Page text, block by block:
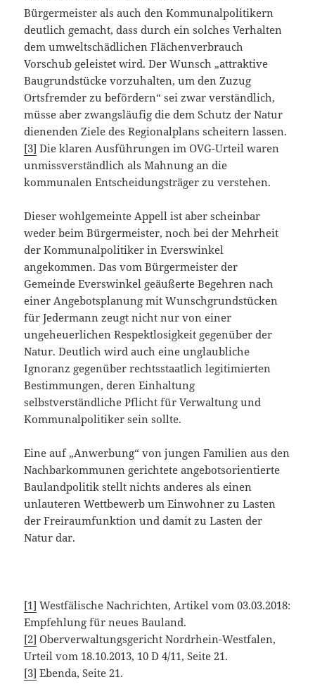
Bürgermeister als auch den Kommunalpolitikern
deutlich gemacht, dass durch ein solches Verhalten
dem umweltschädlichen Flächenverbrauch
Vorschub geleistet wird. Der Wunsch „attraktive
Baugrundstücke vorzuhalten, um den Zuzug
Ortsfremder zu befördern“ sei zwar verständlich,
müsse aber zwangsläufig die dem Schutz der Natur
dienenden Ziele des Regionalplans scheitern lassen.
[3] Die klaren Ausführungen im OVG-Urteil waren
unmissverständlich als Mahnung an die
kommunalen Entscheidungsträger zu verstehen.
Dieser wohlgemeinte Appell ist aber scheinbar
weder beim Bürgermeister, noch bei der Mehrheit
der Kommunalpolitiker in Everswinkel
angekommen. Das vom Bürgermeister der
Gemeinde Everswinkel geäußerte Begehren nach
einer Angebotsplanung mit Wunschgrundstücken
für Jedermann zeugt nicht nur von einer
ungeheuerlichen Respektlosigkeit gegenüber der
Natur. Deutlich wird auch eine unglaubliche
Ignoranz gegenüber rechtsstaatlich legitimierten
Bestimmungen, deren Einhaltung
selbstverständliche Pflicht für Verwaltung und
Kommunalpolitiker sein sollte.
Eine auf „Anwerbung“ von jungen Familien aus den
Nachbarkommunen gerichtete angebotsorientierte
Baulandpolitik stellt nichts anderes als einen
unlauteren Wettbewerb um Einwohner zu Lasten
der Freiraumfunktion und damit zu Lasten der
Natur dar.
[1] Westfälische Nachrichten, Artikel vom 03.03.2018:
Empfehlung für neues Bauland.
[2] Oberverwaltungsgericht Nordrhein-Westfalen,
Urteil vom 18.10.2013, 10 D 4/11, Seite 21.
[3] Ebenda, Seite 21.